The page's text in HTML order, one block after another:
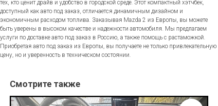
тех, кто ценит драйв и удобство в городской среде. Этот компактный хэтчбек,
доступный как авто под заказ, отличается динамичным дизайном и
экономичным расходом топлива. Заказывая Mazda 2 из Европы, вы можете
быть уверены в высоком качестве и надежности автомобиля. Мы предлагаем
услуги по доставке авто под заказ в Россию, а также помощь с растаможкой.
Приобретая авто под заказ из Европы, вы получаете не только привлекательную
цену, но и уверенность в техническом состоянии.
Смотрите также